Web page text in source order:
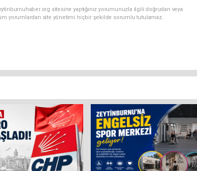
sitesine yaptığınız yorumunuzla ilgili doğrudan veya
yorumlardan site yönetimi hiçbir şekilde sorumlu tutulamaz.